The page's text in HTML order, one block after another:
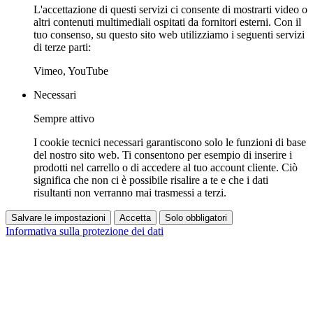
L'accettazione di questi servizi ci consente di mostrarti video o
altri contenuti multimediali ospitati da fornitori esterni. Con il
tuo consenso, su questo sito web utilizziamo i seguenti servizi
di terze parti:
Vimeo, YouTube
Necessari
Sempre attivo
I cookie tecnici necessari garantiscono solo le funzioni di base
del nostro sito web. Ti consentono per esempio di inserire i
prodotti nel carrello o di accedere al tuo account cliente. Ciò
significa che non ci è possibile risalire a te e che i dati
risultanti non verranno mai trasmessi a terzi.
Salvare le impostazioni Accetta Solo obbligatori
Informativa sulla protezione dei dati